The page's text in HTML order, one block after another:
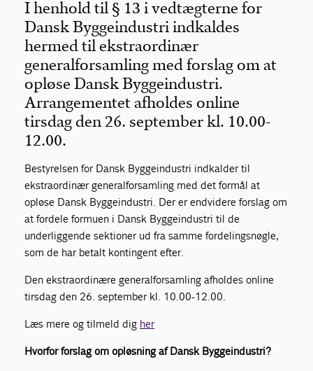
I henhold til § 13 i vedtægterne for
Dansk Byggeindustri indkaldes
hermed til ekstraordinær
generalforsamling med forslag om at
opløse Dansk Byggeindustri.
Arrangementet afholdes online
tirsdag den 26. september kl. 10.00-
12.00.
Bestyrelsen for Dansk Byggeindustri indkalder til
ekstraordinær generalforsamling med det formål at
opløse Dansk Byggeindustri. Der er endvidere forslag om
at fordele formuen i Dansk Byggeindustri til de
underliggende sektioner ud fra samme fordelingsnøgle,
som de har betalt kontingent efter.
Den ekstraordinære generalforsamling afholdes online
tirsdag den 26. september kl. 10.00-12.00.
Læs mere og tilmeld dig her
Hvorfor forslag om opløsning af Dansk Byggeindustri?